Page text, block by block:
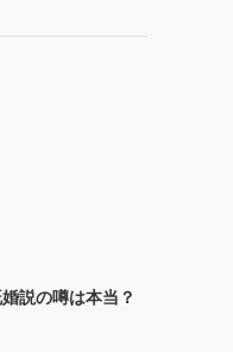
説の噂は本当？